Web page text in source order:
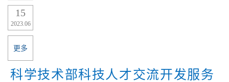
15
2023.06
更多
科学技术部科技人才交流开发服务